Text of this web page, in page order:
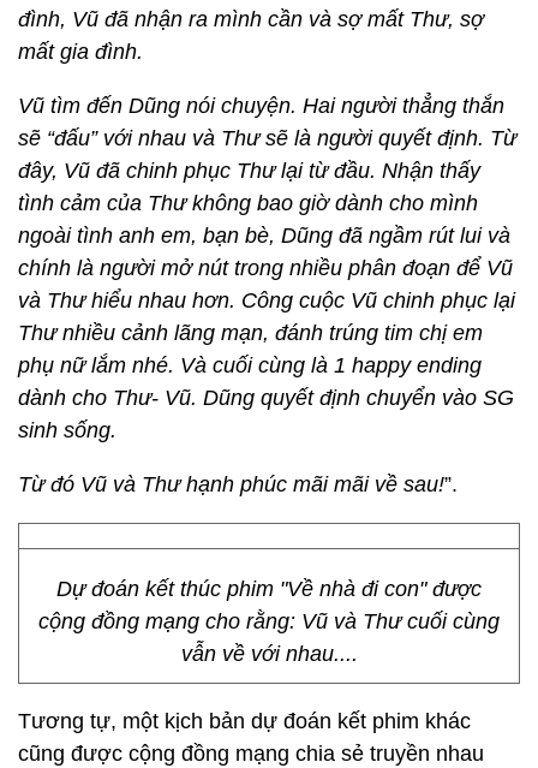
đình, Vũ đã nhận ra mình cần và sợ mất Thư, sợ
mất gia đình.
Vũ tìm đến Dũng nói chuyện. Hai người thẳng thắn
sẽ “đấu” với nhau và Thư sẽ là người quyết định. Từ
đây, Vũ đã chinh phục Thư lại từ đầu. Nhận thấy
tình cảm của Thư không bao giờ dành cho mình
ngoài tình anh em, bạn bè, Dũng đã ngầm rút lui và
chính là người mở nút trong nhiều phân đoạn để Vũ
và Thư hiểu nhau hơn. Công cuộc Vũ chinh phục lại
Thư nhiều cảnh lãng mạn, đánh trúng tim chị em
phụ nữ lắm nhé. Và cuối cùng là 1 happy ending
dành cho Thư- Vũ. Dũng quyết định chuyển vào SG
sinh sống.
Từ đó Vũ và Thư hạnh phúc mãi mãi về sau!”.
Dự đoán kết thúc phim "Về nhà đi con" được
cộng đồng mạng cho rằng: Vũ và Thư cuối cùng
vẫn về với nhau....
Tương tự, một kịch bản dự đoán kết phim khác
cũng được cộng đồng mạng chia sẻ truyền nhau